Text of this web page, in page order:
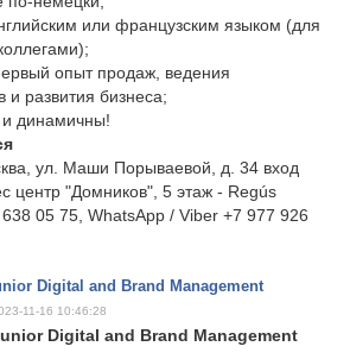
или французским языком (для
опыт продаж, ведения
и развития бизнеса;
динамичны!
ул. Маши Порываевой, д. 34 вход
центр "Домников", 5 этаж - Regús
05 75, WhatsApp / Viber +7 977 926
Digital and Brand Management
11-16 10:46:28
Digital and Brand Management